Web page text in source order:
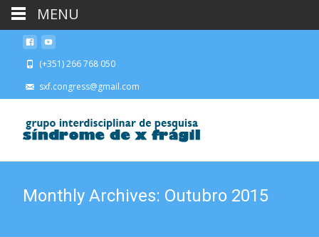
(+351) 266 768 050
sxf.congress@gmail.com
Monthly Archives: Outubro 2015
MENU